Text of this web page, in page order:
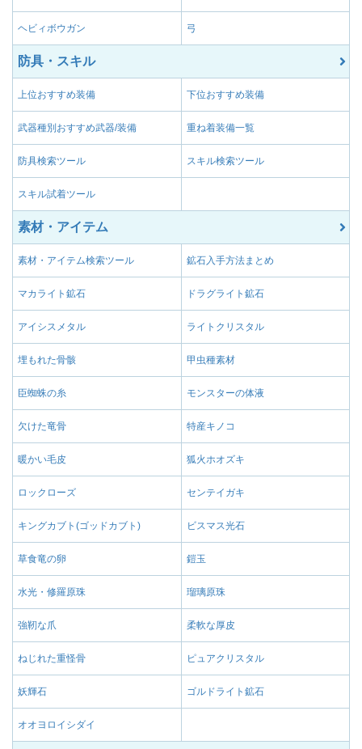
ヘビィボウガン 弓
防具・スキル
上位おすすめ装備 下位おすすめ装備
武器種別おすすめ武器/装備 重ね着装備一覧
防具検索ツール スキル検索ツール
スキル試着ツール
素材・アイテム
素材・アイテム検索ツール 鉱石入手方法まとめ
マカライト鉱石 ドラグライト鉱石
アイシスメタル ライトクリスタル
埋もれた骨骸 甲虫種素材
臣蜘蛛の糸 モンスターの体液
欠けた竜骨 特産キノコ
暖かい毛皮 狐火ホオズキ
ロックローズ センテイガキ
キングカブト(ゴッドカブト) ビスマス光石
草食竜の卵 鎧玉
水光・修羅原珠 瑠璃原珠
強靭な爪 柔軟な厚皮
ねじれた重怪骨 ピュアクリスタル
妖輝石 ゴルドライト鉱石
オオヨロイシダイ